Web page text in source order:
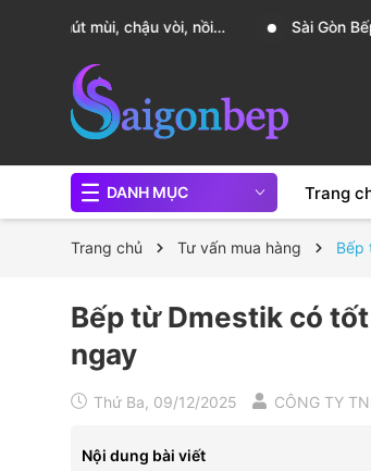
Sài Gòn Bếp chuyên thiết bị bếp,
DANH MỤC Trang
Trang chủ Tư vấn mua hàng Bếp
Bếp từ Dmestik có
ngay
Thứ Ba, 09/12/2025 CÔNG TY
Nội dung bài viết